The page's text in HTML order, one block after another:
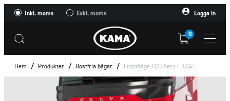
Inkl. moms Exkl. moms Logga in
0
Hem / Produkter / Rostfria bågar / Frontbåge ECO Aero FH 24+